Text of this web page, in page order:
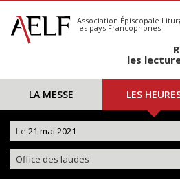
S'abonner
Calendrier
Association Épiscopale
les pays Francophones
les
LA MESSE LES
Le 21 mai 2021
Office des laudes